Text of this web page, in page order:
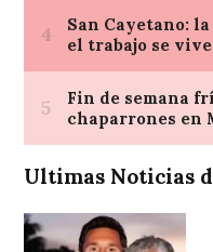
Ultimas Noticias